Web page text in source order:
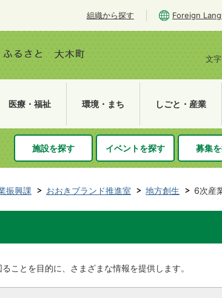
組織から探す Foreign
文
医療・福祉 環境・まち しごと・産業
施設を探す イベントを探す 募集
振興課 おおきブランド推進室 地方創生 6次産
ことを目的に、さまざまな情報を提供します。